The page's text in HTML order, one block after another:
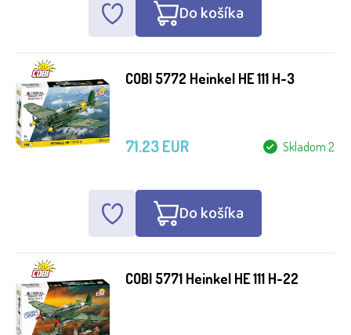
Do košíka
COBI 5772 Heinkel HE 111 H-3
Skladom 2
71.23 EUR
Do košíka
COBI 5771 Heinkel HE 111 H-22